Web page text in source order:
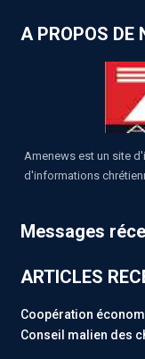
A PROPOS DE
Amenews est un site
d'informations
Messages
ARTICLES
Coopération
Conseil malien des